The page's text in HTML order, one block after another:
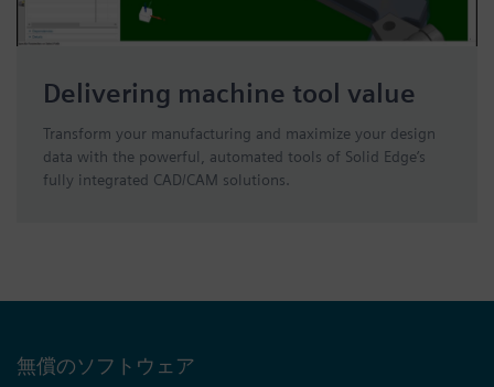
Delivering machine tool value
Transform your manufacturing and maximize your design
data with the powerful, automated tools of Solid Edge’s
fully integrated CAD/CAM solutions.
無償のソフトウェア